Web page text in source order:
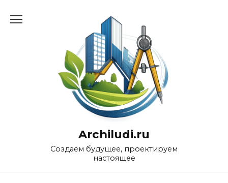
Archiludi.ru
Создаем будущее, проектируем
настоящее